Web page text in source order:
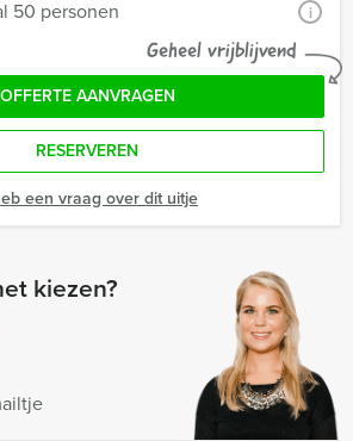
50 personen i
Geheel vrijblijvend
OFFERTE AANVRAGEN
RESERVEREN
een vraag over dit uitje
kiezen?